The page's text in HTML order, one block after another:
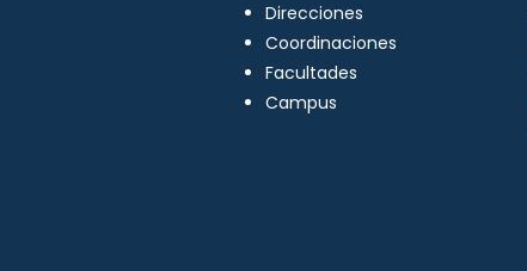
Direcciones
Coordinaciones
Facultades
Campus